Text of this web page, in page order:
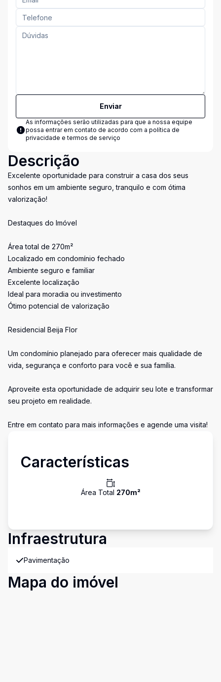
Enviar
As informações serão utilizadas para que a nossa equipe
possa entrar em contato de acordo com a política de
privacidade e termos de serviço
Descrição
Excelente oportunidade para construir a casa dos seus
sonhos em um ambiente seguro, tranquilo e com ótima
valorização!
Destaques do Imóvel
Área total de 270m²
Localizado em condomínio fechado
Ambiente seguro e familiar
Excelente localização
Ideal para moradia ou investimento
Ótimo potencial de valorização
Residencial Beija Flor
Um condomínio planejado para oferecer mais qualidade de
vida, segurança e conforto para você e sua família.
Aproveite esta oportunidade de adquirir seu lote e transformar
seu projeto em realidade.
Entre em contato para mais informações e agende uma visita!
Características
Área Total 270m²
Infraestrutura
Pavimentação
Mapa do imóvel